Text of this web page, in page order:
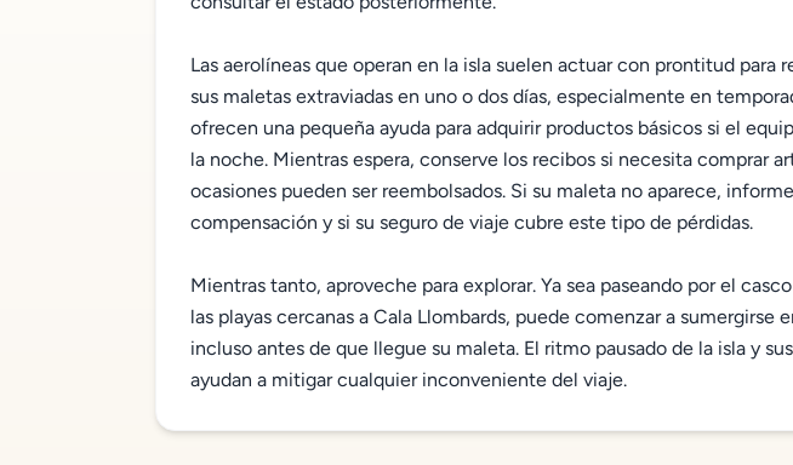
Las aerolíneas que operan en la isla suelen actuar con prontitud para
sus maletas extraviadas en uno o dos días, especialmente en
ofrecen una pequeña ayuda para adquirir productos básicos si el
la noche. Mientras espera, conserve los recibos si necesita comprar
ocasiones pueden ser reembolsados. Si su maleta no aparece,
compensación y si su seguro de viaje cubre este tipo de pérdidas.
Mientras tanto, aproveche para explorar. Ya sea paseando por el
las playas cercanas a Cala Llombards, puede comenzar a sumergirse
incluso antes de que llegue su maleta. El ritmo pausado de la isla y
ayudan a mitigar cualquier inconveniente del viaje.